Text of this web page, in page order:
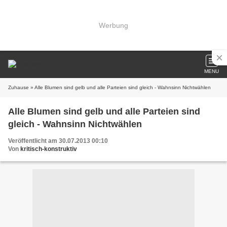
Werbung
MENU
Zuhause » Alle Blumen sind gelb und alle Parteien sind gleich - Wahnsinn Nichtwählen
Alle Blumen sind gelb und alle Parteien sind
gleich - Wahnsinn Nichtwählen
Veröffentlicht am 30.07.2013 00:10
Von kritisch-konstruktiv